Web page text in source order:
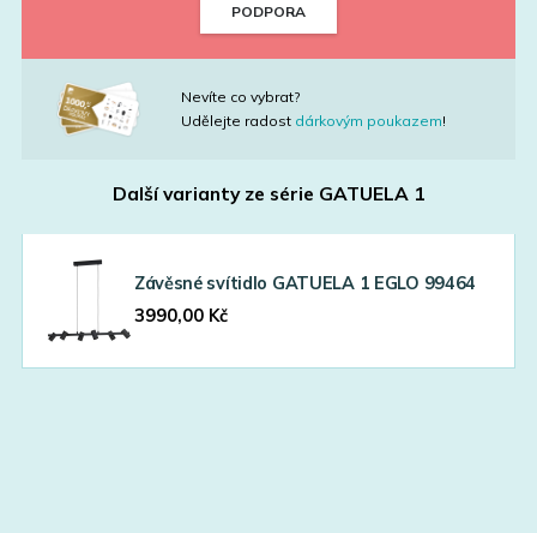
PODPORA
Nevíte co vybrat?
Udělejte radost dárkovým poukazem!
Další varianty ze série GATUELA 1
Závěsné svítidlo GATUELA 1 EGLO 99464
3990,00 Kč